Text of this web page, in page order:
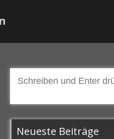
nach:
Neueste Beiträge